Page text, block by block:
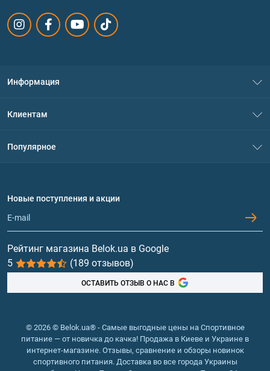
Информация
Политика конфиденциальности
Обмен и возврат
Клиентам
Популярное
Протеин
Гейнеры
Витамины и минералы
Рыбий жир, жирные кислоты
Новые поступления и акции
Рейтинг магазина Belok.ua в Google
5
(189 отзывов)
ОСТАВИТЬ ОТЗЫВ О НАС В
© 2026 © Belok.ua® - Самые выгодные цены на Спортивное
питание — от новичка до качка! Продажа в Киеве и Украине в
интернет-магазине. Отзывы, сравнение и обзоры новинок
спортивного питания. Доставка во все города Украины